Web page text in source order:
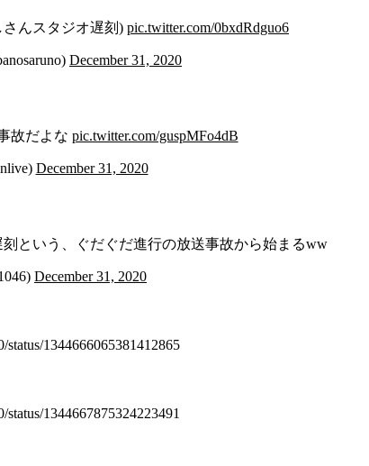
んスタジオ遅刻) pic.twitter.com/0bxdRdguo6
December 31, 2020
故だよな pic.twitter.com/guspMFo4dB
December 31, 2020
という、ぐだぐだ進行の放送事故から始まるww
December 31, 2020
1344666065381412865
1344667875324223491